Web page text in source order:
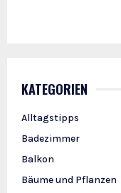
KATEGORIEN
Alltagstipps
Badezimmer
Balkon
Bäume und Pflanzen